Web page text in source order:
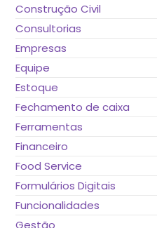
Construção Civil
Consultorias
Empresas
Equipe
Estoque
Fechamento de caixa
Ferramentas
Financeiro
Food Service
Formulários Digitais
Funcionalidades
Gestão